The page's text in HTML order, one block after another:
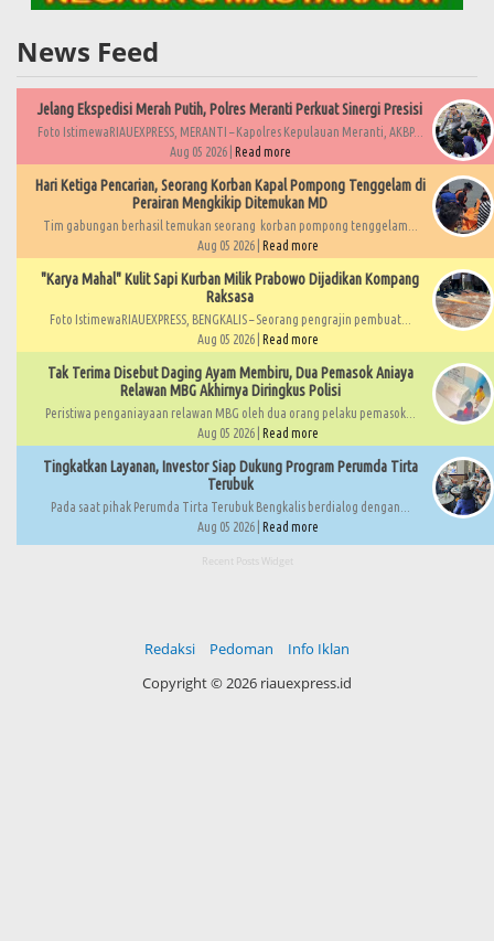
News Feed
Jelang Ekspedisi Merah Putih, Polres Meranti Perkuat Sinergi Presisi
Foto IstimewaRIAUEXPRESS, MERANTI – Kapolres Kepulauan Meranti, AKBP...
Aug 05 2026 | Read more
Hari Ketiga Pencarian, Seorang Korban Kapal Pompong Tenggelam di
Perairan Mengkikip Ditemukan MD
Tim gabungan berhasil temukan seorang korban pompong tenggelam...
Aug 05 2026 | Read more
"Karya Mahal" Kulit Sapi Kurban Milik Prabowo Dijadikan Kompang
Raksasa
Foto IstimewaRIAUEXPRESS, BENGKALIS – Seorang pengrajin pembuat...
Aug 05 2026 | Read more
Tak Terima Disebut Daging Ayam Membiru, Dua Pemasok Aniaya
Relawan MBG Akhirnya Diringkus Polisi
Peristiwa penganiayaan relawan MBG oleh dua orang pelaku pemasok...
Aug 05 2026 | Read more
Tingkatkan Layanan, Investor Siap Dukung Program Perumda Tirta
Terubuk
Pada saat pihak Perumda Tirta Terubuk Bengkalis berdialog dengan...
Aug 05 2026 | Read more
Recent Posts Widget
Redaksi Pedoman
Info Iklan
Copyright © 2026 riauexpress.id